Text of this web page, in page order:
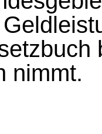
nimmt.